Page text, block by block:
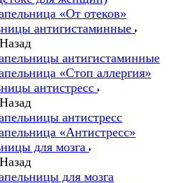
«От отеков»
антигистаминные
Назад
антигистаминные
«Стоп аллергия»
антистресс
Назад
антистресс
«Антистресс»
для мозга
Назад
для мозга